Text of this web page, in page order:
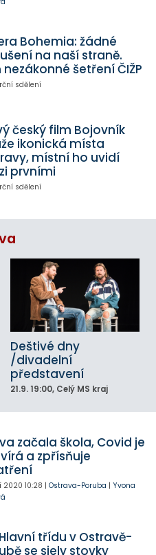
Bohemia: žádné
na naší straně.
nezákonné šetření ČIŽP
sdělení
český film Bojovník
ikonická místa
místní ho uvidí
prvními
sdělení
Deštivé dny
/divadelní
představení
21.9. 19:00, Celý MS kraj
začala škola, Covid je
a zpřísňuje
2020 10:28 | Ostrava-Poruba | Yvona
třídu v Ostravě-
se sjely stovky